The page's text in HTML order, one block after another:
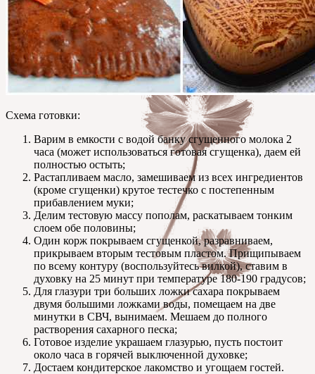
Схема готовки:
Варим в емкости с водой банку сгущенного молока 2
часа (может использоваться готовая сгущенка), даем ей
полностью остыть;
Растапливаем масло, замешиваем из всех ингредиентов
(кроме сгущенки) крутое тестечко с постепенным
прибавлением муки;
Делим тестовую массу пополам, раскатываем тонким
слоем обе половины;
Один корж покрываем сгущенкой, разравниваем,
прикрываем вторым тестовым пластом. Прищипываем
по всему контуру (воспользуйтесь вилкой), ставим в
духовку на 25 минут при температуре 180-190 градусов;
Для глазури три больших ложки сахара покрываем
двумя большими ложками воды, помещаем на две
минутки в СВЧ, вынимаем. Мешаем до полного
растворения сахарного песка;
Готовое изделие украшаем глазурью, пусть постоит
около часа в горячей выключенной духовке;
Достаем кондитерское лакомство и угощаем гостей.